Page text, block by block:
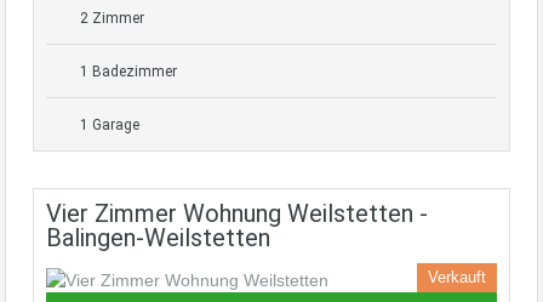
2 Zimmer
1 Badezimmer
1 Garage
Vier Zimmer Wohnung Weilstetten -
Balingen-Weilstetten
Verkauft